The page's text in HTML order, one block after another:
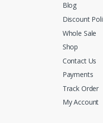
Blog
Discount
Whole Sale
Shop
Contact Us
Payments
Track Order
My Account